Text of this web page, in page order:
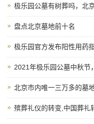
极乐园公墓有树葬吗，北
盘点北京墓地前十名
极乐园官方发布阳性用药
2021年极乐园公墓中秋节
北京市内唯一三万多的墓
殡葬礼仪的转变,中国葬礼